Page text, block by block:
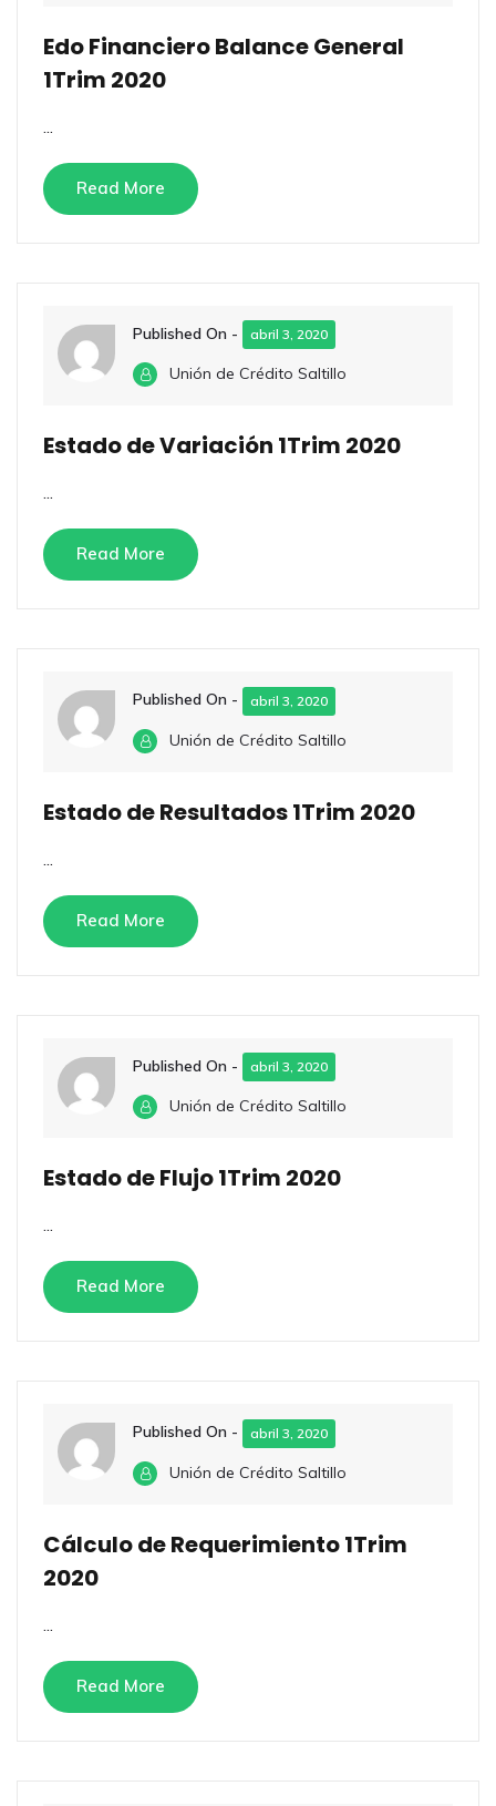
Edo Financiero Balance General
1Trim 2020
Read More
Published On - abril 3, 2020
Unión de Crédito Saltillo
Estado de Variación 1Trim 2020
...
Read More
Published On - abril 3, 2020
Unión de Crédito Saltillo
Estado de Resultados 1Trim 2020
Read More
Published On - abril 3, 2020
Unión de Crédito Saltillo
Estado de Flujo 1Trim 2020
...
Read More
Published On - abril 3, 2020
Unión de Crédito Saltillo
Cálculo de Requerimiento 1Trim
2020
Read More